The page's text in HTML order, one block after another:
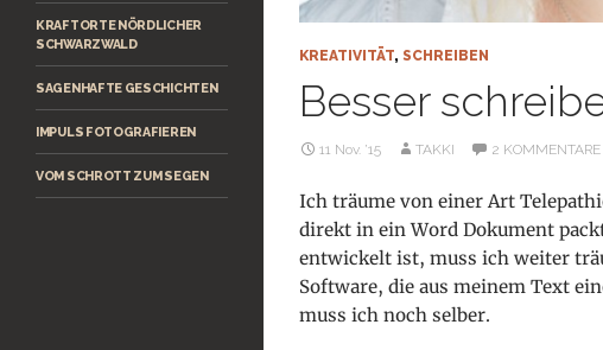
KREATIVITÄT, SCHREIBEN
Besser
11 Nov. ’15 TAKKI 2 KOMMENTARE
Ich träume von einer Art
direkt in ein Word Dokument
entwickelt ist, muss ich weiter
Software, die aus meinem Text
muss ich noch selber.
KRAFTORTE NÖRDLICHER
SCHWARZWALD
SAGENHAFTE GESCHICHTEN
IMPULS FOTOGRAFIEREN
VOM SCHROTT ZUM SEGEN